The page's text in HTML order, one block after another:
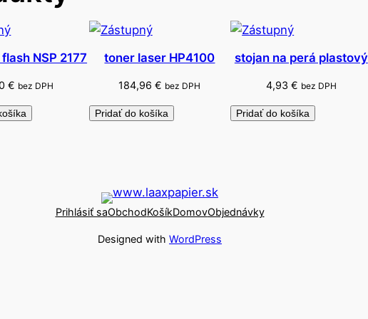
NSP 2177
€ bez DPH
toner laser HP4100
184,96€ bez DPH
Pridať do košíka
stojan na perá plastový
4,93 € bez DPH
Pridať do košíka
Prihlásiť saObchodKošíkDomovObjednávky
Designed with WordPress